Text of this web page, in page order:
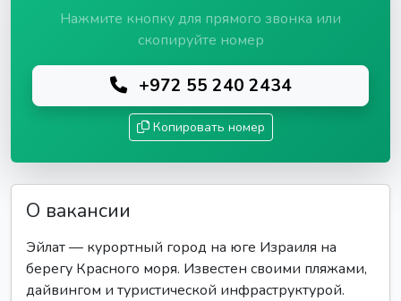
Нажмите кнопку для прямого звонка или
скопируйте номер
+972 55 240 2434
Копировать номер
О вакансии
Эйлат — курортный город на юге Израиля на
берегу Красного моря. Известен своими пляжами,
дайвингом и туристической инфраструктурой.